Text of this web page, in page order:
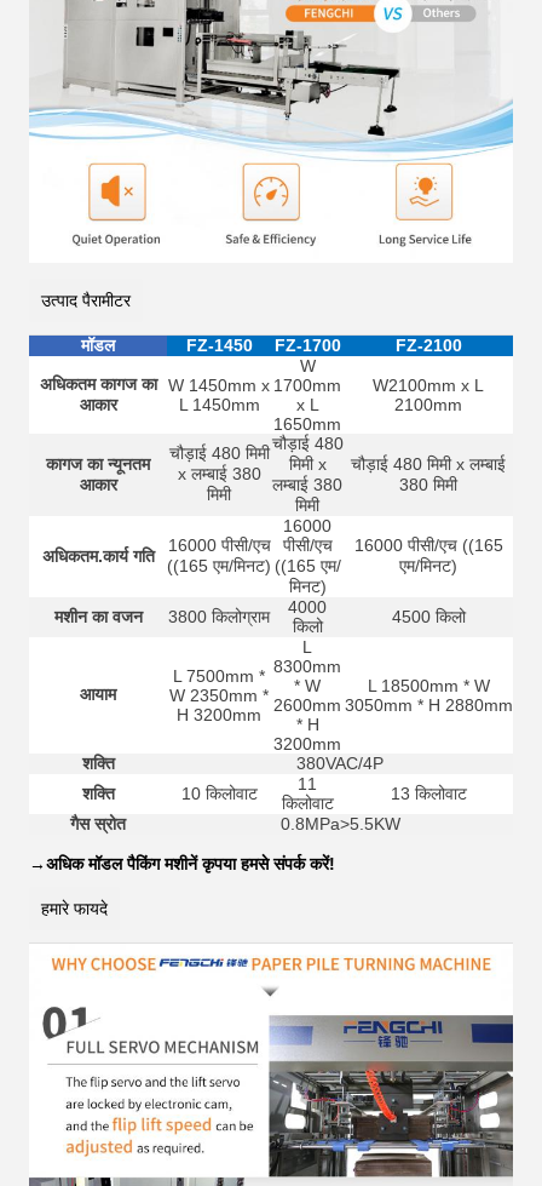
उत्पाद पैरामीटर
मॉडल FZ-1450 FZ-1700
FZ-2100
अधिकतम कागज का
आकार
W 1450mm x
L 1450mm
W
1700mm
x L
1650mm
W2100mm x L
2100mm
कागज का न्यूनतम
आकार
चौड़ाई 480 मिमी
x लम्बाई 380
मिमी
चौड़ाई 480
मिमी x
लम्बाई 380
मिमी
चौड़ाई 480 मिमी x लम्बाई
380 मिमी
अधिकतम.कार्य गति
16000 पीसी/एच
((165 एम/मिनट)
16000
पीसी/एच
((165 एम/
मिनट)
16000 पीसी/एच ((165
एम/मिनट)
मशीन का वजन 3800 किलोग्राम
4000
किलो
4500 किलो
आयाम
L 7500mm *
W 2350mm *
H 3200mm
L
8300mm
* W
2600mm
* H
3200mm
L 18500mm * W
3050mm * H 2880mm
शक्ति
380VAC/4P
शक्ति
10 किलोवाट
11
किलोवाट
13 किलोवाट
गैस स्रोत
0.8MPa>5.5KW
→अधिक मॉडल पैकिंग मशीनें कृपया हमसे संपर्क करें!
हमारे फायदे